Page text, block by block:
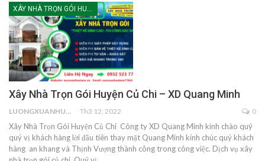
XÂY NHÀ TRỌN GÓI HUYỆN CỦ CHI
Xây Nhà Trọn Gói Huyện Củ Chi – XD Quang Minh
LUONGXUANHUNG Th3 12, 2022 0
Xây Nhà Trọn Gói Huyện Củ Chi Công ty XD Quang Minh kính chào quý
quý vị khách hàng lời đầu tiên thay mặt Quang Minh kính chúc quý khách
hàng an khang và Thịnh Vượng thành công trong công việc. Dịch vụ xây